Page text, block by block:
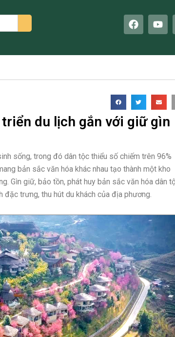
F
a
b
o
Y
o
u
e
du lịch gắn với giữ gìn
sống, trong đó dân tộc thiểu số chiếm trên 96%
bản sắc văn hóa khác nhau tạo thành một kho
Gìn giữ, bảo tồn, phát huy bản sắc văn hóa dân
trưng, thu hút du khách của địa phương.